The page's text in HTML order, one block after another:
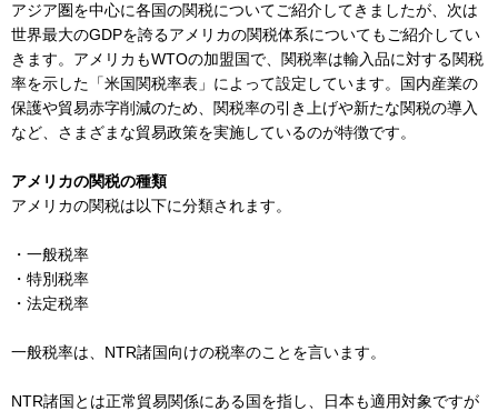
アジア圏を中心に各国の関税についてご紹介してきましたが、次は
世界最大のGDPを誇るアメリカの関税体系についてもご紹介してい
きます。アメリカもWTOの加盟国で、関税率は輸入品に対する関税
率を示した「米国関税率表」によって設定しています。国内産業の
保護や貿易赤字削減のため、関税率の引き上げや新たな関税の導入
など、さまざまな貿易政策を実施しているのが特徴です。
アメリカの関税の種類
アメリカの関税は以下に分類されます。
・一般税率
・特別税率
・法定税率
一般税率は、NTR諸国向けの税率のことを言います。
NTR諸国とは正常貿易関係にある国を指し、日本も適用対象ですが